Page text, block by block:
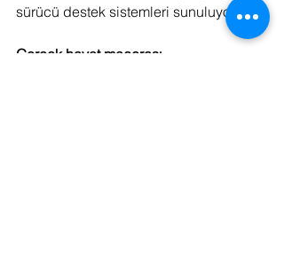
sürücü destek sistemleri sunuluyor.
Gerçek hayat macerası